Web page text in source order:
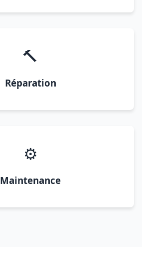
🔨
Réparation
⚙️
Maintenance